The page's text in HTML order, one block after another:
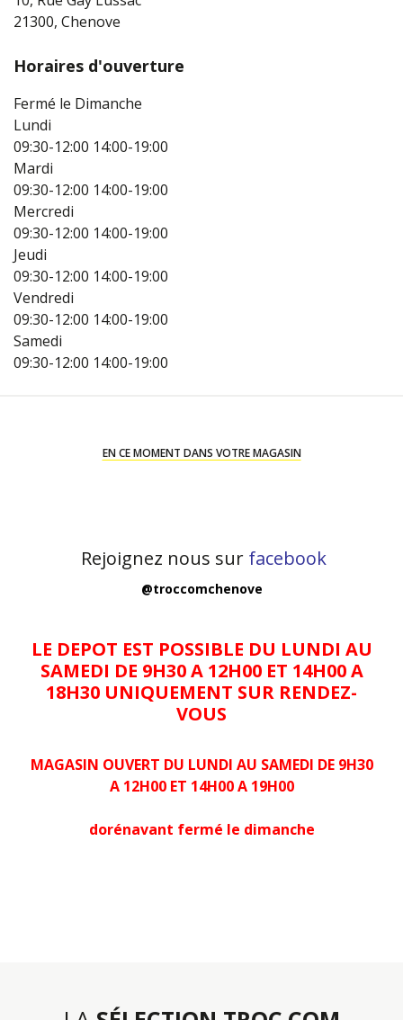
21300, Chenove
Horaires d'ouverture
Fermé le Dimanche
Lundi
09:30-12:00 14:00-19:00
Mardi
09:30-12:00 14:00-19:00
Mercredi
09:30-12:00 14:00-19:00
Jeudi
09:30-12:00 14:00-19:00
Vendredi
09:30-12:00 14:00-19:00
Samedi
09:30-12:00 14:00-19:00
EN CE MOMENT DANS VOTRE MAGASIN
Rejoignez nous sur facebook
@troccomchenove
LE DEPOT EST POSSIBLE DU LUNDI AU
SAMEDI DE 9H30 A 12H00 ET 14H00 A
18H30 UNIQUEMENT SUR RENDEZ-
VOUS
MAGASIN OUVERT DU LUNDI AU SAMEDI DE 9H30
A 12H00 ET 14H00 A 19H00
dorénavant fermé le dimanche